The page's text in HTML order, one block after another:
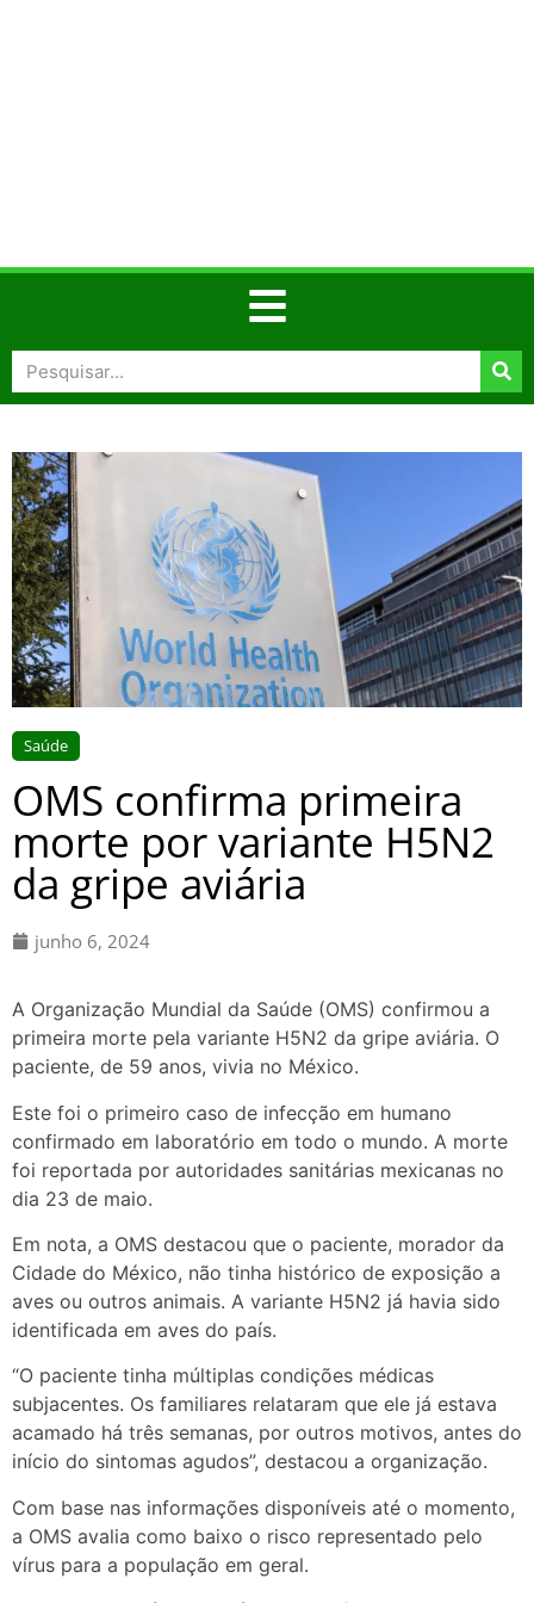
Saúde
OMS confirma primeira
morte por variante H5N2
da gripe aviária
junho 6, 2024
A Organização Mundial da Saúde (OMS) confirmou a
primeira morte pela variante H5N2 da gripe aviária. O
paciente, de 59 anos, vivia no México.
Este foi o primeiro caso de infecção em humano
confirmado em laboratório em todo o mundo. A morte
foi reportada por autoridades sanitárias mexicanas no
dia 23 de maio.
Em nota, a OMS destacou que o paciente, morador da
Cidade do México, não tinha histórico de exposição a
aves ou outros animais. A variante H5N2 já havia sido
identificada em aves do país.
“O paciente tinha múltiplas condições médicas
subjacentes. Os familiares relataram que ele já estava
acamado há três semanas, por outros motivos, antes do
início do sintomas agudos”, destacou a organização.
Com base nas informações disponíveis até o momento,
a OMS avalia como baixo o risco representado pelo
vírus para a população em geral.